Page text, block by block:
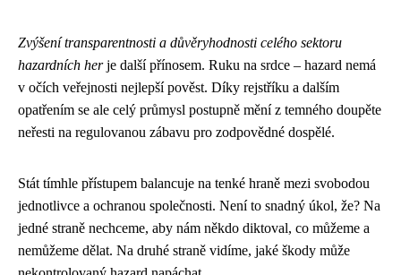
Zvýšení transparentnosti a důvěryhodnosti celého sektoru
hazardních herje další přínosem. Ruku na srdce – hazard nemá
v očích veřejnosti nejlepší pověst. Díky rejstříku a dalším
opatřením se ale celý průmysl postupně mění z temného doupěte
neřesti na regulovanou zábavu pro zodpovědné dospělé.
Stát tímhle přístupem balancuje na tenké hraně mezi svobodou
jednotlivce a ochranou společnosti. Není to snadný úkol, že? Na
jedné straně nechceme, aby nám někdo diktoval, co můžeme a
nemůžeme dělat. Na druhé straně vidíme, jaké škody může